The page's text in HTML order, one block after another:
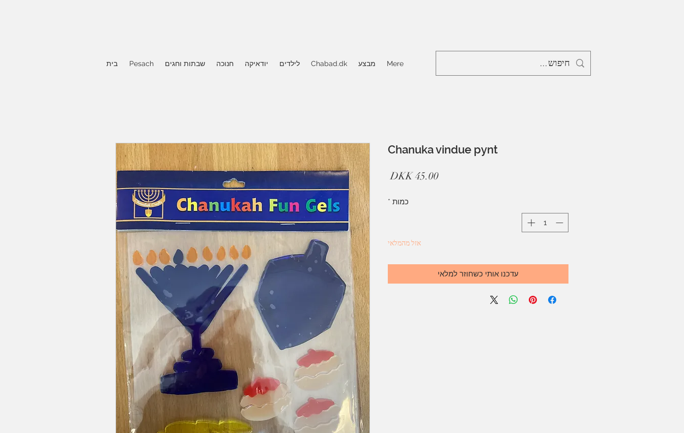
בית Pesach שבתות וחגים חנוכה יודאיקה לילדים Chabad.dk מבצע Mere
Chanuka vindue pynt
כמות *
אזל מהמלאי
עדכנו אותי כשחוזר למלאי